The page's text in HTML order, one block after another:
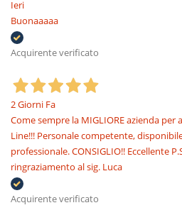
Ieri
Buonaaaaa
Acquirente verificato
2 Giorni Fa
Come sempre la MIGLIORE azienda
Line!!! Personale competente,
professionale. CONSIGLIO!! Eccellente
ringraziamento al sig. Luca
Acquirente verificato